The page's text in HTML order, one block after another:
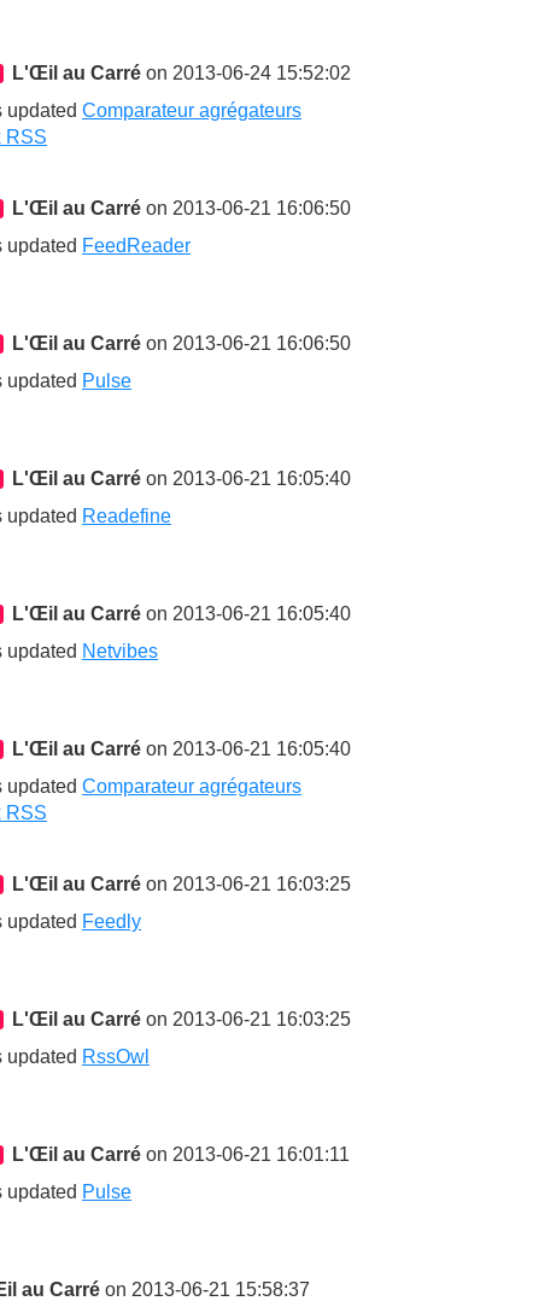
L'Œil au Carré on 2013-06-24 15:52:02
updated Comparateur agrégateurs
RSS
L'Œil au Carré on 2013-06-21 16:06:50
updated FeedReader
L'Œil au Carré on 2013-06-21 16:06:50
updated Pulse
L'Œil au Carré on 2013-06-21 16:05:40
updated Readefine
L'Œil au Carré on 2013-06-21 16:05:40
updated Netvibes
L'Œil au Carré on 2013-06-21 16:05:40
updated Comparateur agrégateurs
RSS
L'Œil au Carré on 2013-06-21 16:03:25
updated Feedly
L'Œil au Carré on 2013-06-21 16:03:25
updated RssOwl
L'Œil au Carré on 2013-06-21 16:01:11
updated Pulse
au Carré on 2013-06-21 15:58:37